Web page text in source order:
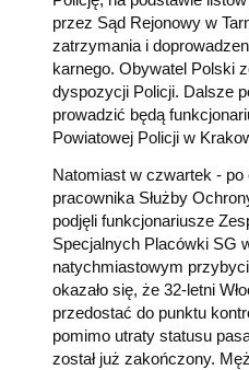
przez Sąd Rejonowy w
zatrzymania i
karnego. Obywatel Polski
dyspozycji Policji. Dalsze
prowadzić będą
Powiatowej Policji w
Natomiast w czwartek -
pracownika Służby
podjęli funkcjonariusze
Specjalnych Placówki SG
natychmiastowym
okazało się, że 32-letni
przedostać do punktu
pomimo utraty statusu
został już zakończony.